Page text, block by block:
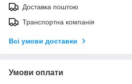
Доставка поштою
Транспортна компанія
Всі умови доставки
Умови оплати